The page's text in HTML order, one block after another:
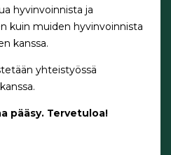
hyvinvoinnista ja
kuin muiden hyvinvoinnista
kanssa.
yhteistyössä
pääsy. Tervetuloa!